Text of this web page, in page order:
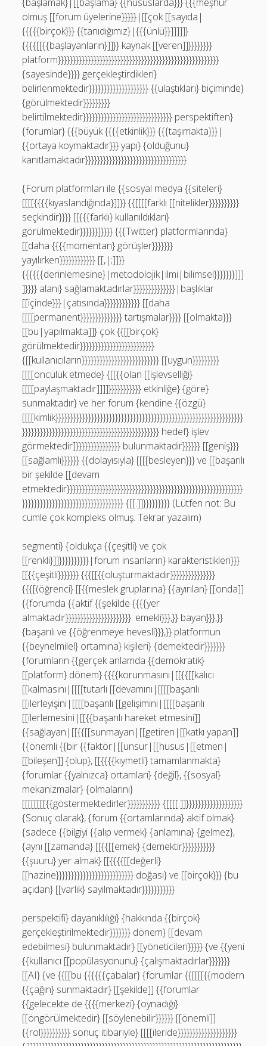
olmuş [[forum üyelerine}}}}}|[[çok [[sayıda|
{{{{{birçok}}} {{tanıdığımız}|{{{ünlü}}]]]]]}
{{{{[[{{başlayanların}]]}} kaynak [[veren]]}}}}}}}}
platform}}}}}}}}}}}}}}}}}}}}}}}}}}}}}}}}}}}}}}}}}}}}}}}}}}}}}}
{sayesinde}}}} gerçekleştirdikleri}
belirlenmektedir}}}}}}}}}}}}}}}}}}}} {{ulaştıkları} biçiminde}
{görülmektedir}}}}}}}}}
belirtilmektedir}}}}}}}}}}}}}}}}}}}}}}}}}}}}}} perspektiften}
{forumlar} {{{büyük {{{{etkinlik}}} {{{taşımakta}}}|
{{ortaya koymaktadır}}} yapı} {olduğunu}
kanıtlamaktadır}}}}}}}}}}}}}}}}}}}}}}}}}}}}}}}}}}
{Forum platformları ile {{sosyal medya {{siteleri}
[[[[{{{{kıyaslandığında}]]}} {{[[[[farklı [[nitelikler}}}}}}}}}}
seçkindir}}}} [[{{{farklı} kullanıldıkları}
görülmektedir}}}}}}]}}}} {{{Twitter} platformlarında}
[[daha {{{{momentan} görüşler}}}}}}}
yayılırken}}}}}}}}}}}} [[,|;]]}}
{{{{{{derinlemesine}|metodolojik|ilmi|bilimsel}}}}}}}]]]
]}}}} alanı} sağlamaktadırlar}}}}}}}}}}}}}}|başlıklar
[[içinde}}}|çatısında}}}}}}}}}}}} [[daha
[[[[permanent}}}}}}}}}}}}}} tartışmalar}}}} [[olmakta}}}
[[bu|yapılmakta]]} çok {{[[birçok}
görülmektedir}}}}}}}}}}}}}}}}}}}}}}}}}
{[[kullanıcıların}}}}}}}}}}}}}}}}}}}}}}}}}} [[uygun}}}}}}}}}
[[[[öncülük etmede} {[[{{olan [[işlevselliği}
[[[[paylaşmaktadır]]]]}}}}}}}}}}} etkinliğe} {göre}
sunmaktadır} ve her forum {kendine {{özgü}
[[[[kimlik}}}}}}}}}}}}}}}}}}}}}}}}}}}}}}}}}}}}}}}}}}}}}}}}}}}}}}}}}}}}}}}
}}}}}}}}}}}}}}}}}}}}}}}}}}}}}}}}}}}}}}}}}}}}}} hedef} işlev
görmektedir]}}}}}}}}}}}}}}} bulunmaktadır}}}}}} [[geniş}}}
[[sağlamlı}}}}}} {{dolayısıyla} [[[[besleyen}}} ve [[başarılı
bir şekilde [[devam
etmektedir}}}}}}}}}}}}}}}}}}}}}}}}}}}}}}}}}}}}}}}}}}}}}}}}}}}}}}}}}}}
}}}}}}}}}}}}}}}}}}}}}}}}}}}}}}}}}} {[[.]]}}}}}}}}} (Lütfen not: Bu
cümle çok kompleks olmuş. Tekrar yazalım)
segmenti} {oldukça {{çeşitli} ve çok
[[renkli}]]}}}}}}}}}}|forum insanların} karakteristikleri}}}
[[{{çeşitli}}}}}}} {{{[[{{oluşturmaktadır}}}}}}}}}}}}}}}
{{{[(öğrenci} [[{{meslek gruplarına} {{ayırılan} [[onda]]
{{forumda {{aktif {{şekilde {{{{yer
almaktadır}}}}}}}}}}}}}}}}}}}}}}. emekli}}},}} bayan}}},}}
{başarılı ve {{öğrenmeye hevesli}}},}} platformun
{{beynelmilel} ortamına} kişileri} {demektedir}}}}}}}
{forumların {{gerçek anlamda {{demokratik}
[[platform} dönem} {{{{korunmasını|[[{{[[kalıcı
[[kalmasını|[[[[tutarlı [[devamını|[[[[başarılı
[[ilerleyişini|[[[[başarılı [[gelişimini|[[[[başarılı
[[ilerlemesini|[[{{başarılı hareket etmesini]]
{{sağlayan|[[{{[[sunmayan|[[getiren|[[katkı yapan]]
{{önemli {{bir {{faktör|[[unsur|[[husus|[[etmen|
[[bileşen]] {olup}, [[{{{{kıymetli} tamamlanmakta}
{forumlar {{yalnızca} ortamları} {değil}, {{sosyal}
mekanizmalar} {olmalarını}
[[[[[[[[{{göstermektedirler}}}}}}}}}}} {[[[[.]]}}}}}}}}}}}}}}}}}}}
{Sonuç olarak}, {forum {{ortamlarında} aktif olmak}
{sadece {{bilgiyi {{alıp vermek} {anlamına} {gelmez},
{aynı [[zamanda} [[{{[[emek} {demektir}}}}}}}}}}}
{{şuuru} yer almak} [[{{{{[[değerli}
[[hazine}}}}}}}}}}}}}}}}}}}}}}}}}} doğası} ve [[birçok}}} {bu
açıdan} [[varlık} sayılmaktadır}}}}}}}}}}}
perspektifi} dayanıklılığı} {hakkında {{birçok}
gerçekleştirilmektedir}}}}}}} dönem} [[devam
edebilmesi} bulunmaktadır} [[yöneticileri}}}}} {ve {{yeni
{{kullanıcı [[popülasyonunu} {çalışmaktadırlar}}}}}}}
[[AI} {ve {{[[bu {{{{{{çabalar} {forumlar {{[[[[{{modern
{{çağın} sunmaktadır} [[şekilde]] {{forumlar
{{gelecekte de {{{{merkezi} {oynadığı}
[[öngörülmektedir} [[söylenebilir}}}}}} [[önemli]]
{{rol}}}}}}}}}} sonuç itibariyle} [[[[ileride}}}}}}}}}}}}}}}}}}}}